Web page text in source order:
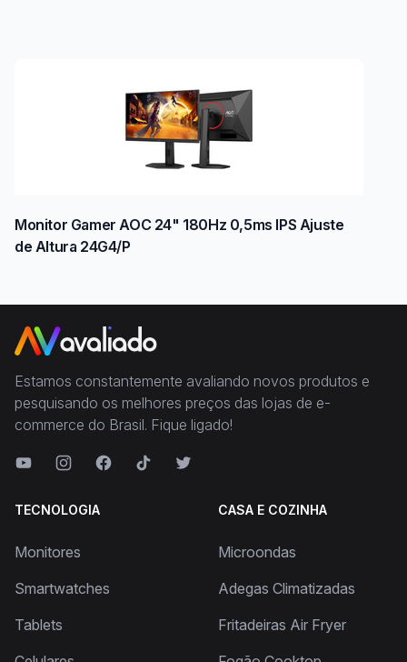
Monitor Gamer AOC 24" 180Hz 0,5ms IPS Ajuste
de Altura 24G4/P
Estamos constantemente avaliando novos produtos e
pesquisando os melhores preços das lojas de e-
commerce do Brasil. Fique ligado!
TECNOLOGIA
Monitores
Smartwatches
Tablets
CASA E COZINHA
Microondas
Adegas Climatizadas
Fritadeiras Air Fryer